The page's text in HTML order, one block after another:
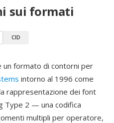
sui formati
CID
un formato di contorni per
intorno al 1996 come
rappresentazione dei font
Type 2 — una codifica
multipli per operatore,